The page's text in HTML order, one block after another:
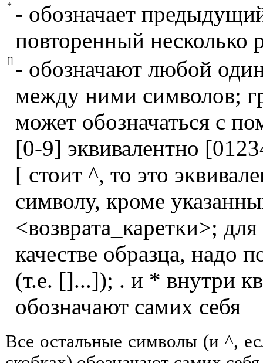
* - обозначает
повторенный несколько
[] - обозначают любой
между ними символов;
может обозначаться с
[0-9] эквивалентно
[ стоит ^, то это
символу, кроме
<возврата_каретки>;
качестве образца, надо
(т.е. []...]); . и * внутри
обозначают самих себя
Все остальные символы (и ^,